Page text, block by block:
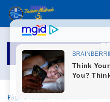
Página inicial